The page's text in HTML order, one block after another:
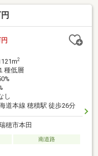
っている岐阜の不動産
築も不動産のことなら
！
2
種低層
し
海道本線 穂積駅 徒歩26分
穂市本田
南道路